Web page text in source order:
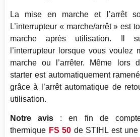
La mise en marche et l’arrêt
L’interrupteur « marche/arrêt » est
marche après utilisation. Il
l’interrupteur lorsque vous voulez
marche ou l’arrêter. Même lors
starter est automatiquement
grâce à l’arrêt automatique de
utilisation.
Notre avis : en fin de
thermique FS 50 de STIHL est